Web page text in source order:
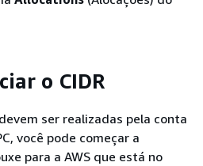
o CIDR
ser realizadas pela conta
você pode começar a
para a AWS que está no